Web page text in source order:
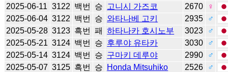
2025-06-11 3122 백번 승 고니시 가즈코 2670
♀
2025-06-04 3122 백번 승 와타나베 고키 2935
♂
2025-05-28 3123 흑번 패 하타나카 호시노부 3023
♂
2025-05-21 3124 백번 승 후루야 유타카 3030
♂
2025-05-14 3124 백번 승 구마키 데루야 2990
♂
2025-05-07 3125 흑번 승 Honda Mitsuhiko 2526
♂